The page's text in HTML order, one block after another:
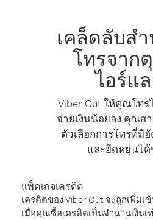
เคล็ดลับส
โทรจาก
ไอร์แ
Viber Out ให้คุณโท
จ่ายเงินน้อยลง คุณส
ตัวเลือกการโทรที่มี
และยืดหยุ่นได้
แพ็คเกจเครดิต
เครดิตของ Viber Out จะถูกเพิ่ม
เมื่อคุณซื้อเครดิตเป็นจำนวนเงิน